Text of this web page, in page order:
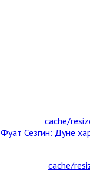
Фуат Сезгин: Дунё